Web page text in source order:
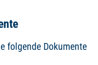
folgende Dokumente